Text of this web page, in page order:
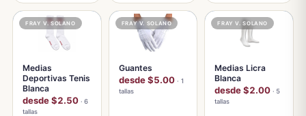
FRAY V. SOLANO
Medias
Deportivas Tenis
Blanca
desde $2.50 · 6
tallas
FRAY V. SOLANO
Guantes
desde $5.00 · 1
tallas
FRAY V. SOLANO
Medias Licra
Blanca
desde $2.00 · 5
tallas